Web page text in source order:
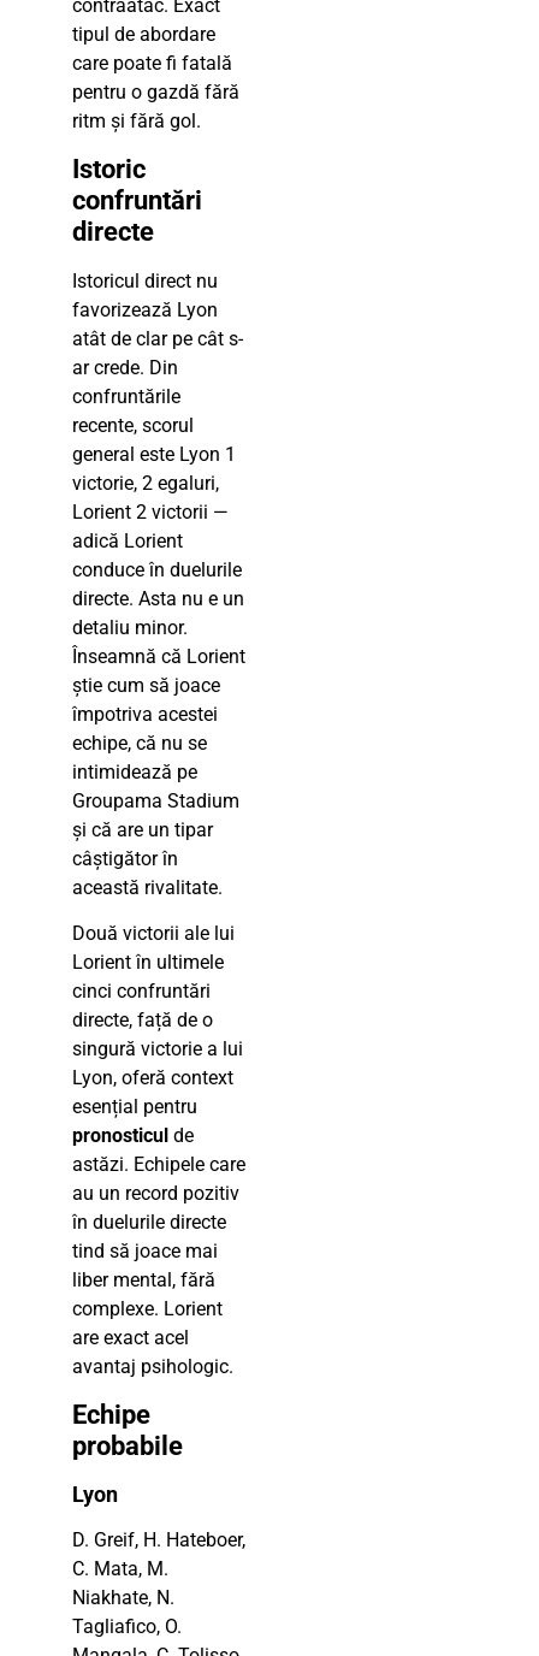
contraatac. Exact
tipul de abordare
care poate fi fatală
pentru o gazdă fără
ritm și fără gol.
Istoric
confruntări
directe
Istoricul direct nu
favorizează Lyon
atât de clar pe cât s-
ar crede. Din
confruntările
recente, scorul
general este Lyon 1
victorie, 2 egaluri,
Lorient 2 victorii —
adică Lorient
conduce în duelurile
directe. Asta nu e un
detaliu minor.
Înseamnă că Lorient
știe cum să joace
împotriva acestei
echipe, că nu se
intimidează pe
Groupama Stadium
și că are un tipar
câștigător în
această rivalitate.
Două victorii ale lui
Lorient în ultimele
cinci confruntări
directe, față de o
singură victorie a lui
Lyon, oferă context
esențial pentru
pronosticul de
astăzi. Echipele care
au un record pozitiv
în duelurile directe
tind să joace mai
liber mental, fără
complexe. Lorient
are exact acel
avantaj psihologic.
Echipe
probabile
Lyon
D. Greif, H. Hateboer,
C. Mata, M.
Niakhate, N.
Tagliafico, O.